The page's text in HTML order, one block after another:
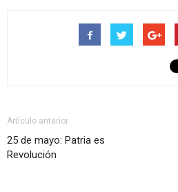
Artículo anterior
25 de mayo: Patria es
Revolución